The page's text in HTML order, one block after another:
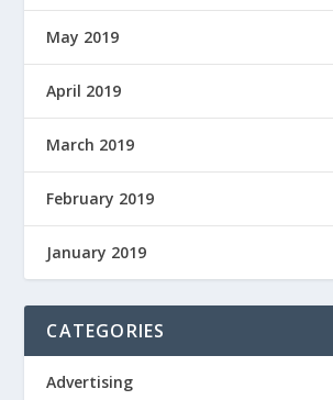
May 2019
April 2019
March 2019
February 2019
January 2019
CATEGORIES
Advertising